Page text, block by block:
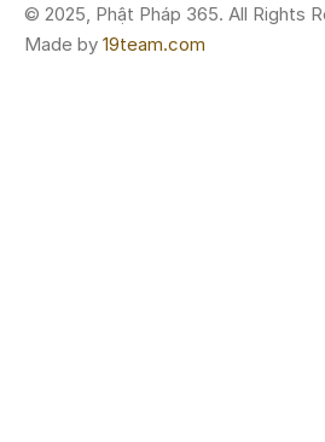
© 2025, Phật Pháp 365. All Rights
Made by 19team.com